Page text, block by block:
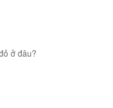
ở đâu?